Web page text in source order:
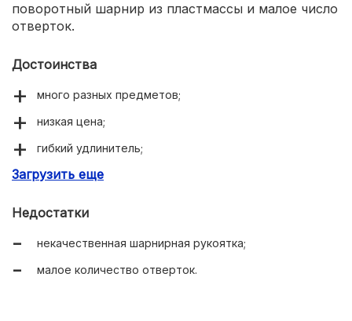
поворотный шарнир из пластмассы и малое число
отверток.
Достоинства
много разных предметов;
низкая цена;
гибкий удлинитель;
удобный кейс.
Загрузить еще
Недостатки
некачественная шарнирная рукоятка;
малое количество отверток.